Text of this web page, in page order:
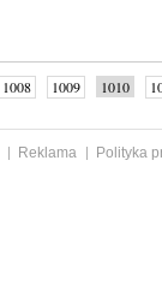
1008 1009 1010
Reklama
Polityka